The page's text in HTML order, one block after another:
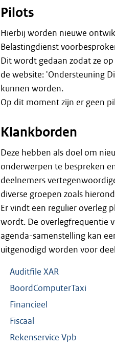
Pilots
Hierbij worden nieuwe
Belastingdienst
Dit wordt gedaan zodat ze
de website: 'Ondersteuning
kunnen worden.
Op dit moment zijn er geen
Klankborden
Deze hebben als doel om
onderwerpen te bespreken
deelnemers
diverse groepen zoals
Er vindt een regulier overleg
wordt. De overlegfrequentie
agenda-samenstelling kan
uitgenodigd worden voor
Auditfile XAR
BoordComputerTaxi
Financieel
Fiscaal
Rekenservice Vpb